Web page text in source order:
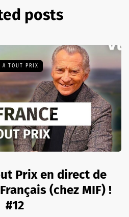
posts
À TOUT PRIX
Prix en direct de
(chez MIF) !
#12